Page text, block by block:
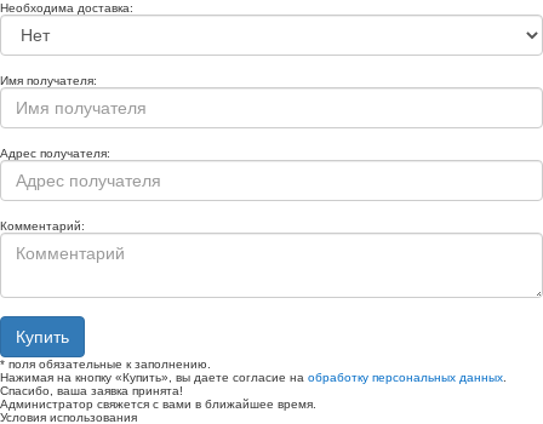
Необходима доставка:
Имя получателя:
Адрес получателя:
Комментарий:
Купить
* поля обязательные к заполнению.
Нажимая на кнопку «Купить», вы даете согласие на обработку персональных данных
Спасибо, ваша заявка принята!
Администратор свяжется с вами в ближайшее время.
Условия использования